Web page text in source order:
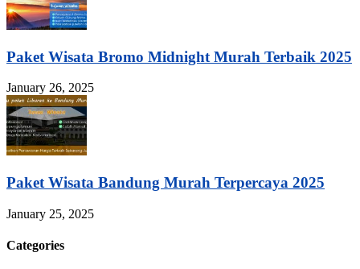
Paket Wisata Bromo Midnight Murah Terbaik 2025
January 26, 2025
Paket Wisata Bandung Murah Terpercaya 2025
January 25, 2025
Categories